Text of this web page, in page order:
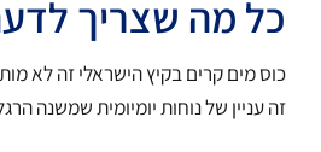
מה שצריך לדעת
קרים בקיץ הישראלי זה לא מותרות,
של נוחות יומיומית שמשנה הרגלים.